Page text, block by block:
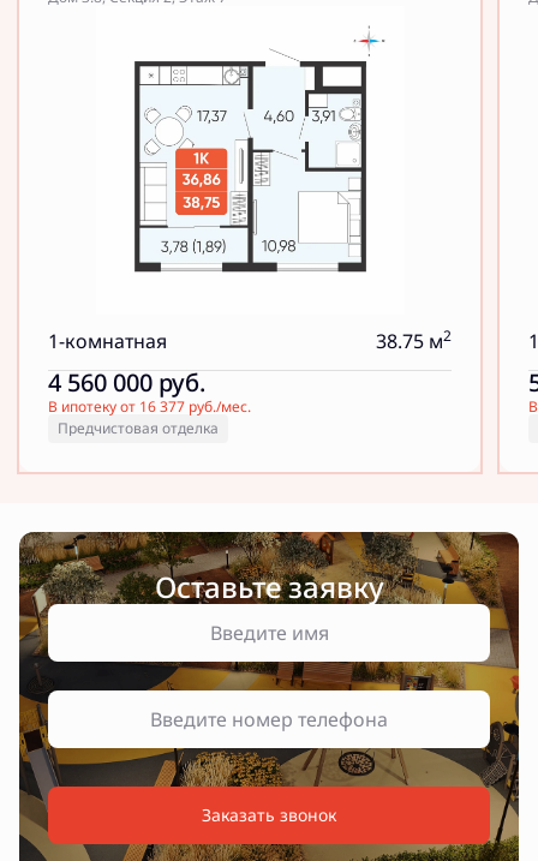
1-комнатная 38.75 м2
4 560 000руб.
В ипотеку от 16 377 руб./мес.
Предчистовая отделка
Оставьте заявку
Заказать звонок